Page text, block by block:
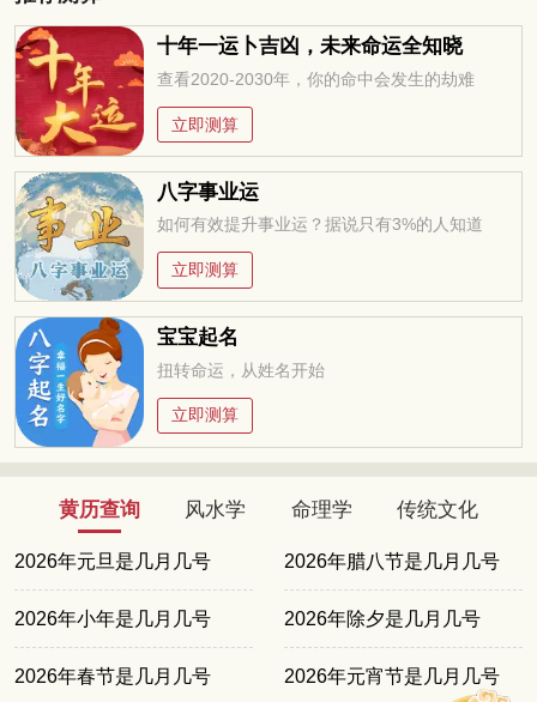
十年一运卜吉凶，未来命运全知晓
查看2020-2030年，你的命中会发生的劫难
立即测算
八字事业运
如何有效提升事业运？据说只有3%的人知道
立即测算
宝宝起名
扭转命运，从姓名开始
立即测算
黄历查询 风水学 命理学 传统文化
2026年元旦是几月几号 2026年腊八节是几月几号
2026年小年是几月几号 2026年除夕是几月几号
2026年春节是几月几号 2026年元宵节是几月几号